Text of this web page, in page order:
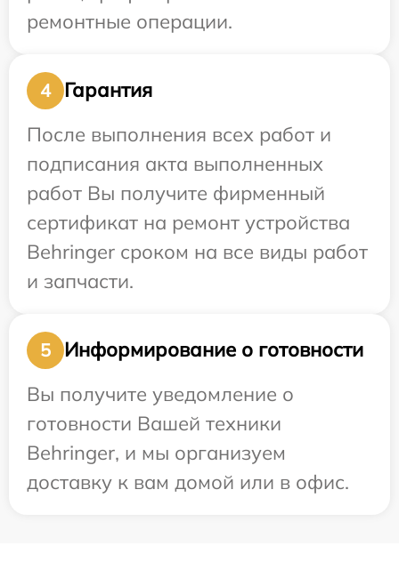
ремонтные операции.
4
Гарантия
После выполнения всех работ и
подписания акта выполненных
работ Вы получите фирменный
сертификат на ремонт устройства
Behringer сроком на все виды работ
и запчасти.
5
Информирование о готовности
Вы получите уведомление о
готовности Вашей техники
Behringer, и мы организуем
доставку к вам домой или в офис.